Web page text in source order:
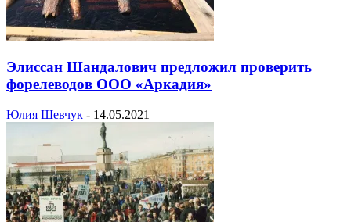
Элиссан Шандалович предложил проверить
форелеводов ООО «Аркадия»
Юлия Шевчук - 14.05.2021